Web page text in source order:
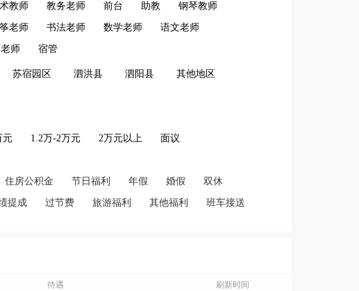
教师 教务老师 前台 助教 钢琴教师
老师 书法老师 数学老师 语文老师
师 宿管
苏宿园区 泗洪县 泗阳县 其他地区
元 1.2万-2万元 2万元以上 面议
住房公积金 节日福利 年假 婚假 双休
提成 过节费 旅游福利 其他福利 班车接送
待遇 刷新时间